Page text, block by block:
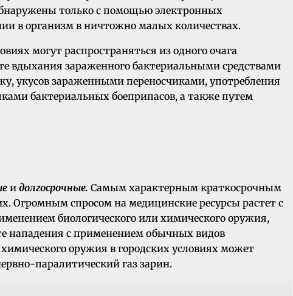
только с помощью электронных
в организм в ничтожно малых количествах.
могут распространяться из одного очага
вдыхания зараженного бактериальными средствами
укусов зараженными переносчиками, употребления
бактериальных боеприпасов, а также путем
и долгосрочные. Самым характерным краткосрочным
Огромным спросом на медицинские ресурсы растет с
биологического или химического оружия,
нападения с применением обычных видов
оружия в городских условиях может
паралитический газ зарин.